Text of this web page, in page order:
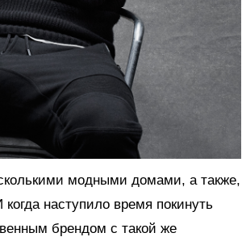
модными домами, а также,
наступило время покинуть
брендом с такой же